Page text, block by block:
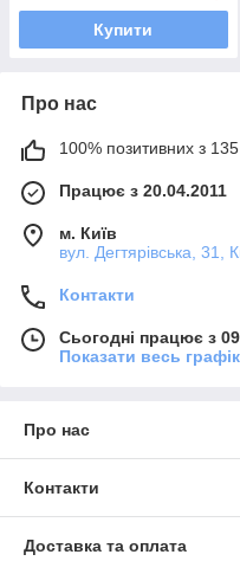
Купити
Про нас
100% позитивних з 135
Працює з 20.04.2011
м. Київ
вул. Дегтярівська, 31,
Контакти
Сьогодні працює з
Показати весь
Про нас
Контакти
Доставка та оплата